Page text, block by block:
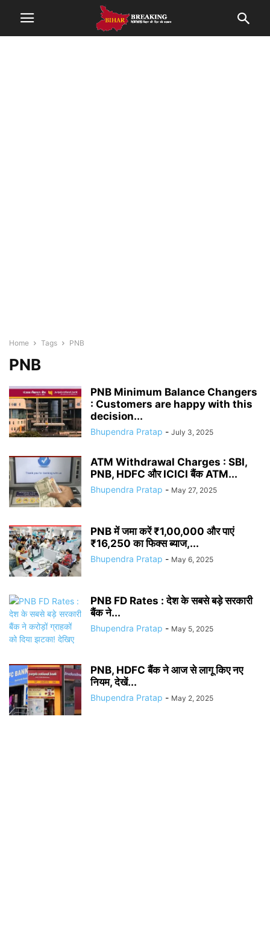
Home Tags PNB
PNB
PNB Minimum Balance Changers
: Customers are happy with this
decision...
Bhupendra Pratap - July 3, 2025
ATM Withdrawal Charges : SBI,
PNB, HDFC और ICICI बैंक ATM...
Bhupendra Pratap - May 27, 2025
PNB में जमा करें ₹1,00,000 और पाएं
₹16,250 का फिक्स ब्याज,...
Bhupendra Pratap - May 6, 2025
PNB FD Rates : देश के सबसे बड़े सरकारी
बैंक ने...
Bhupendra Pratap - May 5, 2025
PNB, HDFC बैंक ने आज से लागू किए नए
नियम, देखें...
Bhupendra Pratap - May 2, 2025